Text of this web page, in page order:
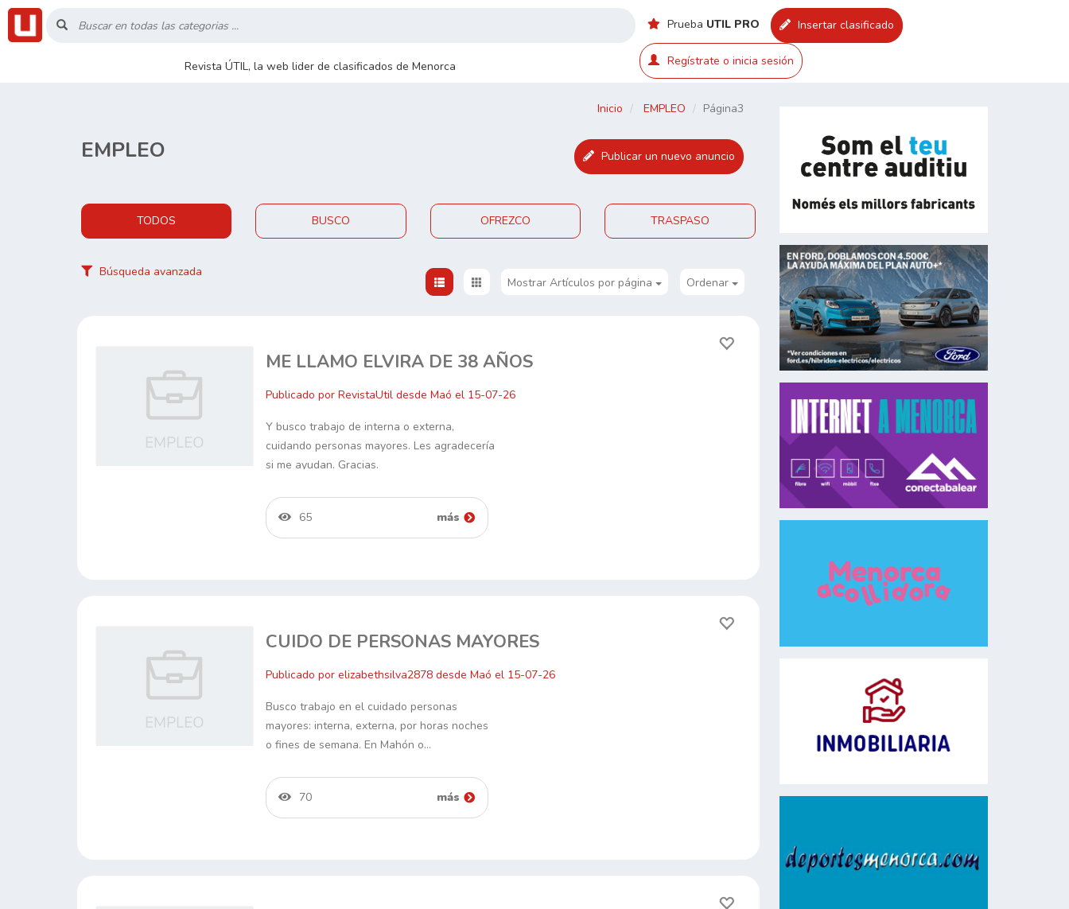
Prueba UTIL PRO Insertar clasificado
Regístrate o inicia sesión
Revista ÚTIL, la web lider de clasificados de Menorca
Inicio
Buscar
RSS
Inicio EMPLEO Página3
EMPLEO Publicar un nuevo anuncio
TODOS BUSCO OFREZCO TRASPASO
Búsqueda avanzada
Ordenar
Mostrar Artículos por página
ME LLAMO ELVIRA DE 38 AÑOS
Publicado por RevistaUtil desde Maó el 15-07-26
Y busco trabajo de interna o externa,
cuidando personas mayores. Les agradecería
si me ayudan. Gracias.
65 más
CUIDO DE PERSONAS MAYORES
Publicado por elizabethsilva2878 desde Maó el 15-07-26
Busco trabajo en el cuidado personas
mayores: interna, externa, por horas noches
o fines de semana. En Mahón o…
70 más